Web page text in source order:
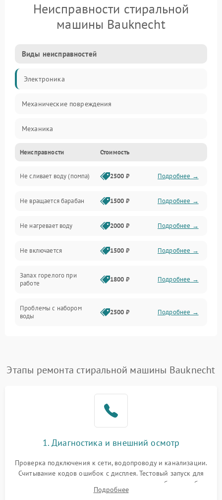
Неисправности стиральной
машины Bauknecht
Виды неисправностей
Электроника
Механические повреждения
Механика
Электропитание
Водоснабжение
Слив
Программное обеспечение
Неисправности Стоимость
Не сливает воду (помпа) 2500 ₽ Подробнее →
Не вращается барабан 1500 ₽ Подробнее →
Не нагревает воду 2000 ₽ Подробнее →
Не включается 1500 ₽ Подробнее →
Запах горелого при
работе
1800 ₽ Подробнее →
Проблемы с набором
воды
2500 ₽ Подробнее →
2200 ₽ Подробнее →
Этапы ремонта стиральной машины Bauknecht
1. Диагностика и внешний осмотр
Проверка подключения к сети, водопроводу и канализации.
Считывание кодов ошибок с дисплея. Тестовый запуск для
выявления посторонних шумов, протечек или сбоев в работе
электронного модуля управления.
Подробнее